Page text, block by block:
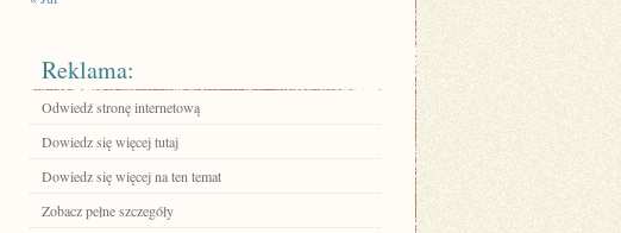
Reklama:
Odwiedź stronę internetową
Dowiedz się więcej tutaj
Dowiedz się więcej na ten temat
Zobacz pełne szczegóły